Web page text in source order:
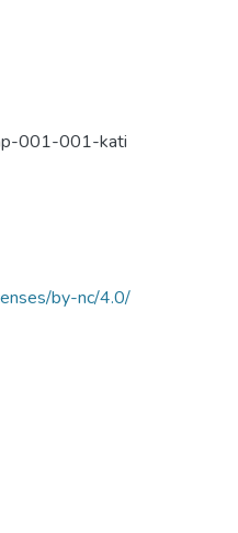
001-001-kati
by-nc/4.0/